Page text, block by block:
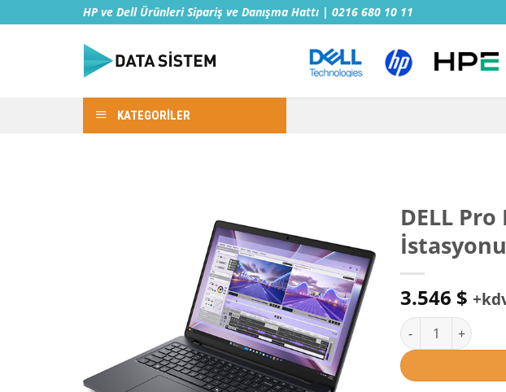
atla
HP ve Dell Ürünleri Sipariş ve Danışma Hattı | 0216 680 10 11
KATEGORİLER
DELL
3.546 $
DELL Pro Max 16